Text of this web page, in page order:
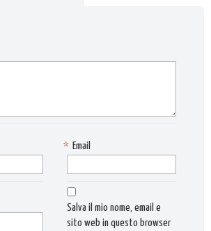
Email
*
Salva il mio nome, email e
sito web in questo browser